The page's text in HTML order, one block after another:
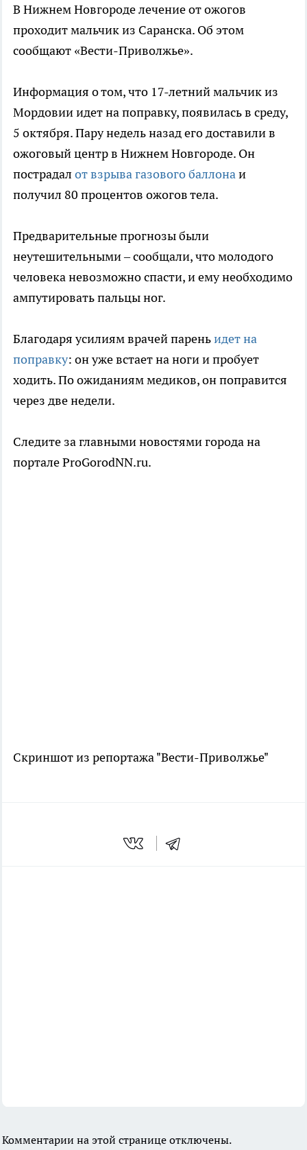
В Нижнем Новгороде лечение от ожогов
проходит мальчик из Саранска. Об этом
сообщают «Вести-Приволжье».
Информация о том, что 17-летний мальчик из
Мордовии идет на поправку, появилась в среду,
5 октября. Пару недель назад его доставили в
ожоговый центр в Нижнем Новгороде. Он
пострадал от взрыва газового баллонаи
получил 80 процентов ожогов тела.
Предварительные прогнозы были
неутешительными – сообщали, что молодого
человека невозможно спасти, и ему необходимо
ампутировать пальцы ног.
Благодаря усилиям врачей пареньидет на
поправку: он уже встает на ноги и пробует
ходить. По ожиданиям медиков, он поправится
через две недели.
Следите за главными новостями города на
портале ProGorodNN.ru.
Скриншот из репортажа "Вести-Приволжье"
Комментарии на этой странице отключены.